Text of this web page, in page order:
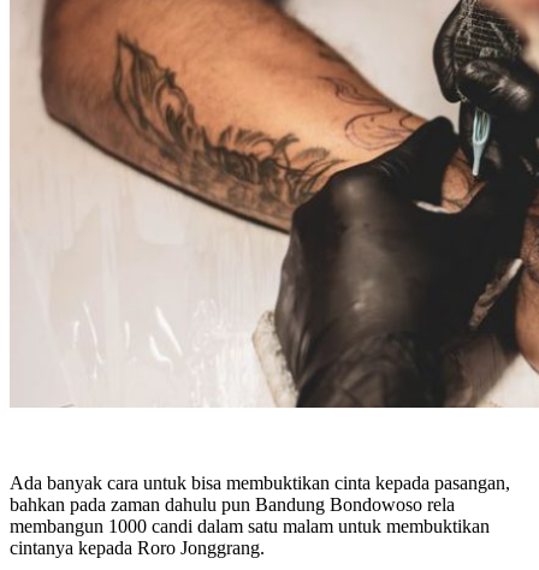
Ada banyak cara untuk bisa membuktikan cinta kepada pasangan,
bahkan pada zaman dahulu pun Bandung Bondowoso rela
membangun 1000 candi dalam satu malam untuk membuktikan
cintanya kepada Roro Jonggrang.